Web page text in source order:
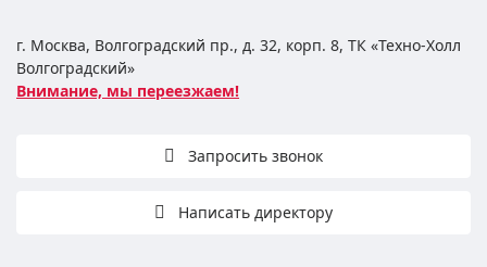
г. Москва, Волгоградский пр., д. 32, корп. 8, ТК «Техно-Холл
Волгоградский»
Внимание, мы переезжаем!
Запросить звонок
Написать директору